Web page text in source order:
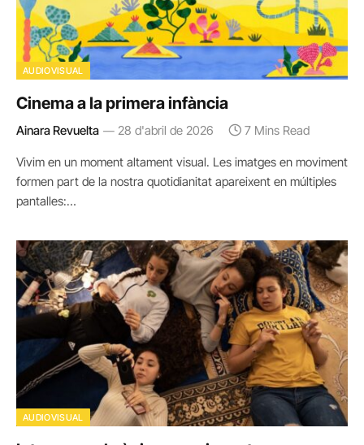
AUDIOVISUAL
Cinema a la primera infància
Ainara Revuelta 28 d'abril de 2026 7 Mins Read
Vivim en un moment altament visual. Les imatges en moviment
formen part de la nostra quotidianitat apareixent en múltiples
pantalles:…
AUDIOVISUAL